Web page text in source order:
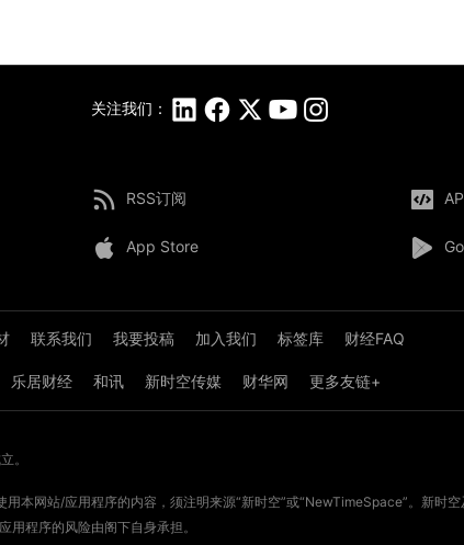
关注我们：
RSS订阅
App Store
联系我们 我要投稿 加入我们 标签库 财经FAQ
乐居财经 和讯 新时空传媒 财华网 更多友链+
。
本网站/应用程序的内容，须注明来源“新时空”或“NewTimeSpace”。新时
程序的风险由阁下自身承担。